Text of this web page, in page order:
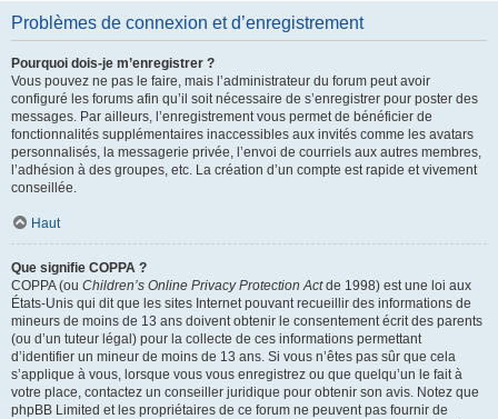
Problèmes de connexion et d’enregistrement
Pourquoi dois-je m’enregistrer ?
Vous pouvez ne pas le faire, mais l’administrateur du forum peut avoir
configuré les forums afin qu’il soit nécessaire de s’enregistrer pour poster des
messages. Par ailleurs, l’enregistrement vous permet de bénéficier de
fonctionnalités supplémentaires inaccessibles aux invités comme les avatars
personnalisés, la messagerie privée, l’envoi de courriels aux autres membres,
l’adhésion à des groupes, etc. La création d’un compte est rapide et vivement
conseillée.
Haut
Que signifie COPPA ?
COPPA (ou Children’s Online Privacy Protection Actde 1998) est une loi aux
États-Unis qui dit que les sites Internet pouvant recueillir des informations de
mineurs de moins de 13 ans doivent obtenir le consentement écrit des parents
(ou d’un tuteur légal) pour la collecte de ces informations permettant
d’identifier un mineur de moins de 13 ans. Si vous n’êtes pas sûr que cela
s’applique à vous, lorsque vous vous enregistrez ou que quelqu’un le fait à
votre place, contactez un conseiller juridique pour obtenir son avis. Notez que
phpBB Limited et les propriétaires de ce forum ne peuvent pas fournir de